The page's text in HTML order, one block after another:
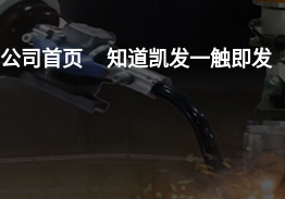
公司首页 知道凯发一触即发